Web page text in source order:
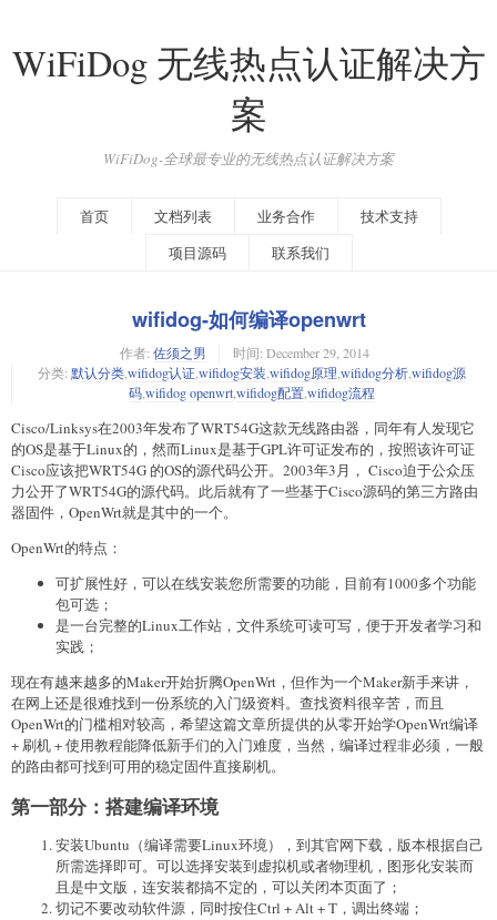
WiFiDog 无线热点认证解决方
案
WiFiDog-全球最专业的无线热点认证解决方案
首页 文档列表 业务合作
技术支持
项目源码
联系我们
wifidog-如何编译openwrt
作者: 佐须之男 时间: December 29, 2014
分类: 默认分类,wifidog认证,wifidog安装 wifidog原理 wifidog分析,wifidog源
码,wifidog openwrt,wifidog配置,wifidog流程
Cisco/Linksys在2003年发布了WRT54G这款无线路由器，同年有人发现它
的OS是基于Linux的，然而Linux是基于GPL许可证发布的，按照该许可证
Cisco应该把WRT54G 的OS的源代码公开。2003年3月， Cisco迫于公众压
力公开了WRT54G的源代码。此后就有了一些基于Cisco源码的第三方路由
器固件，OpenWrt就是其中的一个。
OpenWrt的特点：
可扩展性好，可以在线安装您所需要的功能，目前有1000多个功能
包可选；
是一台完整的Linux工作站，文件系统可读可写，便于开发者学习和
实践；
现在有越来越多的Maker开始折腾OpenWrt，但作为一个Maker新手来讲，
在网上还是很难找到一份系统的入门级资料。查找资料很辛苦，而且
OpenWrt的门槛相对较高，希望这篇文章所提供的从零开始学OpenWrt编译
+ 刷机 + 使用教程能降低新手们的入门难度，当然，编译过程非必须，一般
的路由都可找到可用的稳定固件直接刷机。
第一部分：搭建编译环境
安装Ubuntu（编译需要Linux环境），到其官网下载，版本根据自己
所需选择即可。可以选择安装到虚拟机或者物理机，图形化安装而
且是中文版，连安装都搞不定的，可以关闭本页面了；
切记不要改动软件源，同时按住Ctrl + Alt + T，调出终端；